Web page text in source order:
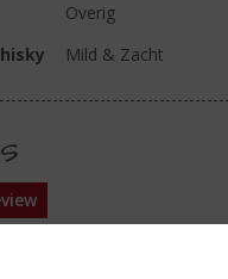
Overig
Mild & Zacht